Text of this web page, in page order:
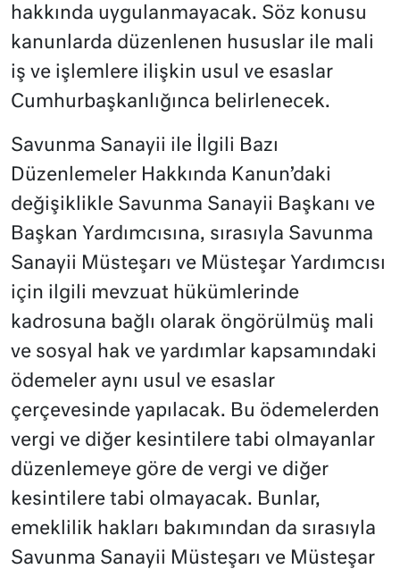
hakkında uygulanmayacak. Söz konusu
kanunlarda düzenlenen hususlar ile mali
iş ve işlemlere ilişkin usul ve esaslar
Cumhurbaşkanlığınca belirlenecek.
Savunma Sanayii ile İlgili Bazı
Düzenlemeler Hakkında Kanun’daki
değişiklikle Savunma Sanayii Başkanı ve
Başkan Yardımcısına, sırasıyla Savunma
Sanayii Müsteşarı ve Müsteşar Yardımcısı
için ilgili mevzuat hükümlerinde
kadrosuna bağlı olarak öngörülmüş mali
ve sosyal hak ve yardımlar kapsamındaki
ödemeler aynı usul ve esaslar
çerçevesinde yapılacak. Bu ödemelerden
vergi ve diğer kesintilere tabi olmayanlar
düzenlemeye göre de vergi ve diğer
kesintilere tabi olmayacak. Bunlar,
emeklilik hakları bakımından da sırasıyla
Savunma Sanayii Müsteşarı ve Müsteşar